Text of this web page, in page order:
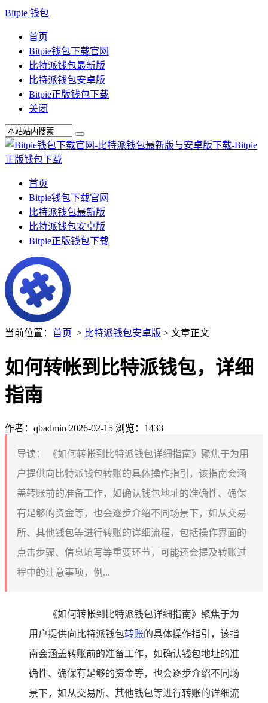
Bitpie 钱包
首页
Bitpie钱包下载官网
比特派钱包最新版
比特派钱包安卓版
Bitpie正版钱包下载
关闭
首页
Bitpie钱包下载官网
比特派钱包最新版
比特派钱包安卓版
Bitpie正版钱包下载
当前位置： 首页 > 比特派钱包安卓版 > 文章正文
如何转帐到比特派钱包，详细
指南
作者：qbadmin 2026-02-15 浏览：1433
导读：
《如何转帐到比特派钱包详细指南》聚焦于为用
户提供向比特派钱包转账的具体操作指引，该指南会涵
盖转账前的准备工作，如确认钱包地址的准确性、确保
有足够的资金等，也会逐步介绍不同场景下，如从交易
所、其他钱包等进行转账的详细流程，包括操作界面的
点击步骤、信息填写等重要环节，可能还会提及转账过
程中的注意事项，例...
《如何转帐到比特派钱包详细指南》聚焦于为
用户提供向比特派钱包转账的具体操作指引，该指
南会涵盖转账前的准备工作，如确认钱包地址的准
确性、确保有足够的资金等，也会逐步介绍不同场
景下，如从交易所、其他钱包等进行转账的详细流